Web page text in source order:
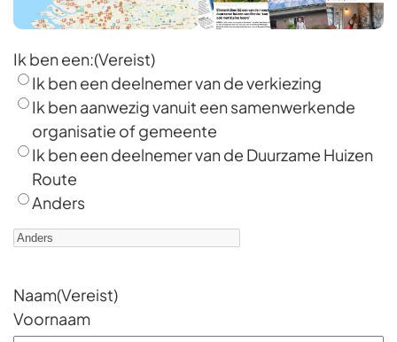
Ik ben een:(Vereist)
Ik ben een deelnemer van de verkiezing
Ik ben aanwezig vanuit een samenwerkende
organisatie of gemeente
Ik ben een deelnemer van de Duurzame Huizen
Route
Anders
Naam(Vereist)
Voornaam